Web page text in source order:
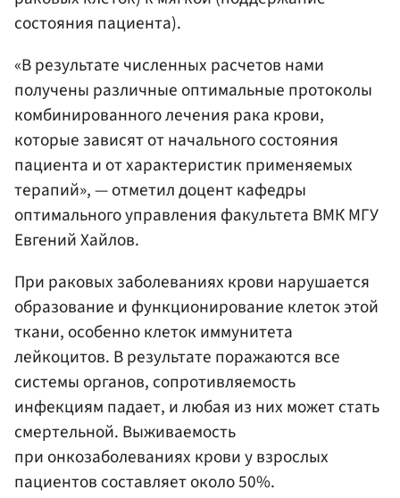
состояния пациента).
«В результате численных расчетов нами
получены различные оптимальные протоколы
комбинированного лечения рака крови,
которые зависят от начального состояния
пациента и от характеристик применяемых
терапий», — отметил доцент кафедры
оптимального управления факультета ВМК МГУ
Евгений Хайлов.
При раковых заболеваниях крови нарушается
образование и функционирование клеток этой
ткани, особенно клеток иммунитета
лейкоцитов. В результате поражаются все
системы органов, сопротивляемость
инфекциям падает, и любая из них может стать
смертельной. Выживаемость
при онкозаболеваниях крови у взрослых
пациентов составляет около 50%.